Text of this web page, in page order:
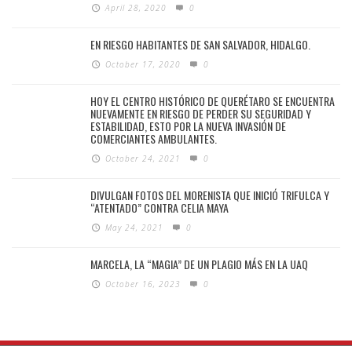
April 28, 2020 0
EN RIESGO HABITANTES DE SAN SALVADOR, HIDALGO.
October 17, 2020 0
HOY EL CENTRO HISTÓRICO DE QUERÉTARO SE ENCUENTRA
NUEVAMENTE EN RIESGO DE PERDER SU SEGURIDAD Y
ESTABILIDAD, ESTO POR LA NUEVA INVASIÓN DE
COMERCIANTES AMBULANTES.
October 24, 2021 0
DIVULGAN FOTOS DEL MORENISTA QUE INICIÓ TRIFULCA Y
“ATENTADO” CONTRA CELIA MAYA
May 24, 2021 0
MARCELA, LA “MAGIA” DE UN PLAGIO MÁS EN LA UAQ
October 16, 2023 0